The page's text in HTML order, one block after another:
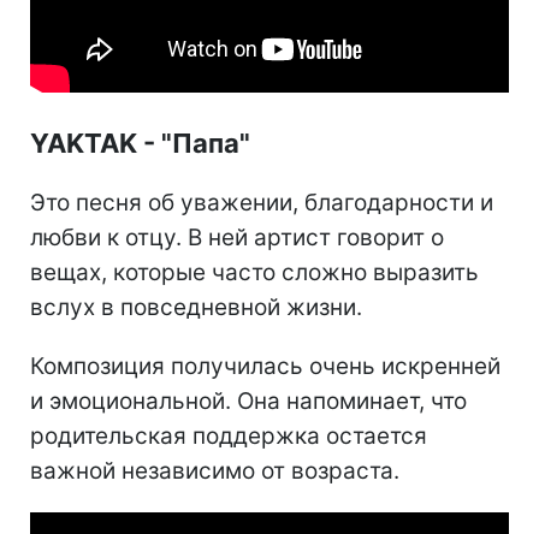
YAKTAK - "Папа"
Это песня об уважении, благодарности и
любви к отцу. В ней артист говорит о
вещах, которые часто сложно выразить
вслух в повседневной жизни.
Композиция получилась очень искренней
и эмоциональной. Она напоминает, что
родительская поддержка остается
важной независимо от возраста.